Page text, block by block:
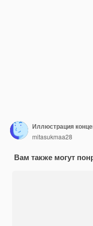
Иллюстрация
mitasukmaa28
Вам также могут